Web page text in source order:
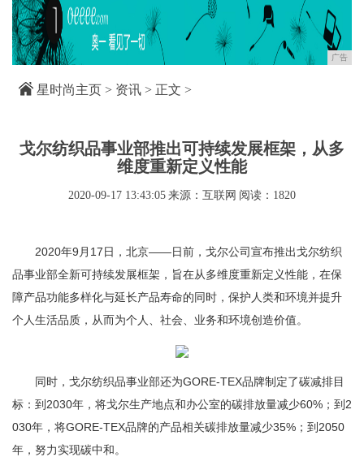
广告
星时尚主页 > 资讯 > 正文 >
戈尔纺织品事业部推出可持续发展框架，从多
维度重新定义性能
2020-09-17 13:43:05 来源：互联网 阅读：1820
2020年9月17日，北京——日前，戈尔公司宣布推出戈尔纺织
品事业部全新可持续发展框架，旨在从多维度重新定义性能，在保
障产品功能多样化与延长产品寿命的同时，保护人类和环境并提升
个人生活品质，从而为个人、社会、业务和环境创造价值。
同时，戈尔纺织品事业部还为GORE-TEX品牌制定了碳减排目
标：到2030年，将戈尔生产地点和办公室的碳排放量减少60%；到2
030年，将GORE-TEX品牌的产品相关碳排放量减少35%；到2050
年，努力实现碳中和。